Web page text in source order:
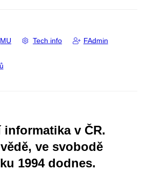
MU Tech info FAdmin
informatika v ČR.
ve svobodě
1994 dodnes.